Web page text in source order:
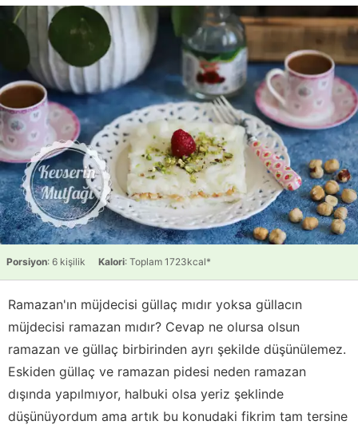
Porsiyon: 6 kişilik Kalori: Toplam 1723kcal*
Ramazan'ın müjdecisi güllaç mıdır yoksa güllacın
müjdecisi ramazan mıdır? Cevap ne olursa olsun
ramazan ve güllaç birbirinden ayrı şekilde düşünülemez.
Eskiden güllaç ve ramazan pidesi neden ramazan
dışında yapılmıyor, halbuki olsa yeriz şeklinde
düşünüyordum ama artık bu konudaki fikrim tam tersine